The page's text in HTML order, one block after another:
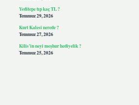
Yeditepe tıp kaç TL ?
Temmuz 29, 2026
Kurt Kalesi nerede ?
Temmuz 27, 2026
Kilis’in neyi meşhur hediyelik ?
Temmuz 25, 2026